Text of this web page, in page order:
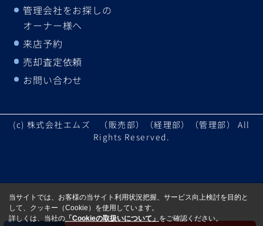
管理会社をお探しの
オーナー様へ
来店予約
売却査定依頼
お問い合わせ
(c) 株式会社エムズ （販売部）（経理部）（管理部） All
Rights Reserved.
当サイトでは、お客様の当サイト利用状況把握、サービス向上検討を目的と
して、クッキー（Cookie）を使用しています。
詳しくは、当社の 「Cookieの取扱いについて」 をご確認ください。